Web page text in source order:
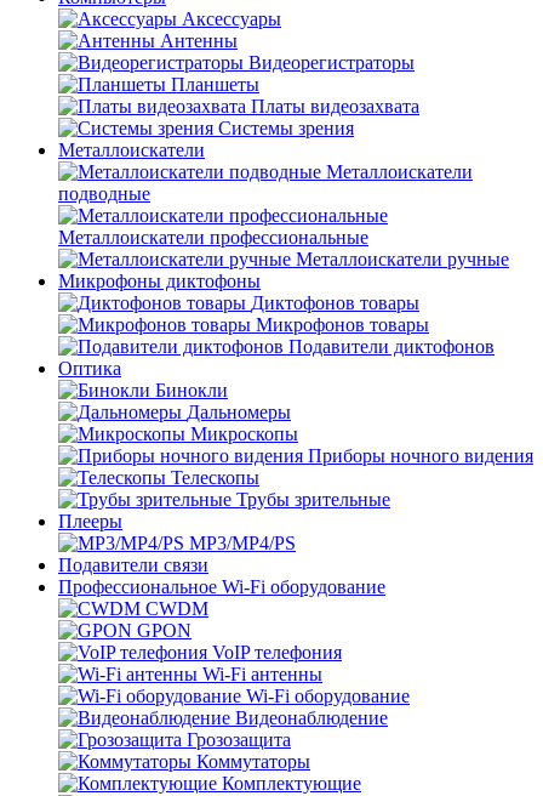
Аксессуары
Антенны
Видеорегистраторы
Планшеты
Платы видеозахвата
Системы зрения
Металлоискатели
Металлоискатели
подводные
Металлоискатели профессиональные
Металлоискатели ручные
Микрофоны диктофоны
Диктофонов товары
Микрофонов товары
Подавители диктофонов
Оптика
Бинокли
Дальномеры
Микроскопы
Приборы ночного видения
Телескопы
Трубы зрительные
Плееры
MP3/MP4/PS
Подавители связи
Профессиональное Wi-Fi оборудование
CWDM
GPON
VoIP телефония
Wi-Fi антенны
Wi-Fi оборудование
Видеонаблюдение
Грозозащита
Коммутаторы
Комплектующие